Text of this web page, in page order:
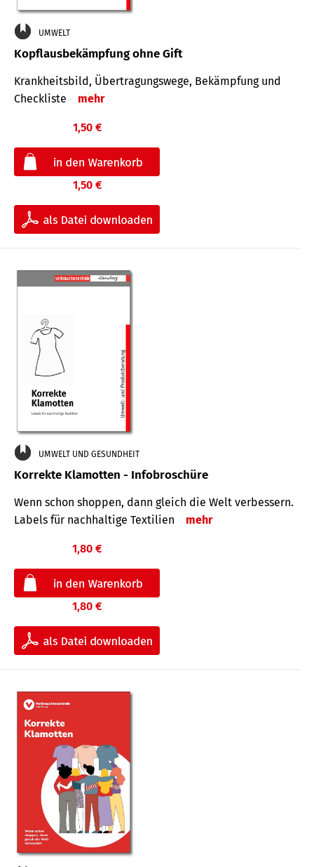
UMWELT
Kopflausbekämpfung ohne Gift
Krankheits­bild, Übertra­gungs­wege, Bekämpfung und
Check­liste
mehr
1,50 €
1,50 €
UMWELT UND GESUNDHEIT
Korrekte Klamotten - Infobroschüre
Wenn schon shoppen, dann gleich die Welt verbessern.
Labels für nachhaltige Textilien
mehr
1,80 €
1,80 €